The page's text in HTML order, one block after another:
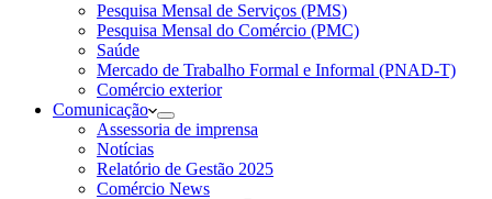
Pesquisa Mensal de Serviços (PMS)
Pesquisa Mensal do Comércio (PMC)
Saúde
Mercado de Trabalho Formal e Informal (PNAD-T)
Comércio exterior
Comunicação
Assessoria de imprensa
Notícias
Relatório de Gestão 2025
Comércio News